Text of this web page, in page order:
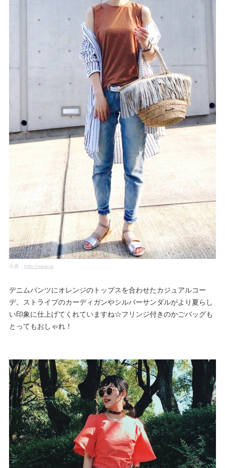
出典： http://wear.jp
デニムパンツにオレンジのトップスを合わせたカジュアルコー
デ。ストライプのカーディガンやシルバーサンダルがより夏らし
い印象に仕上げてくれていますね☆フリンジ付きのかごバッグも
とってもおしゃれ！